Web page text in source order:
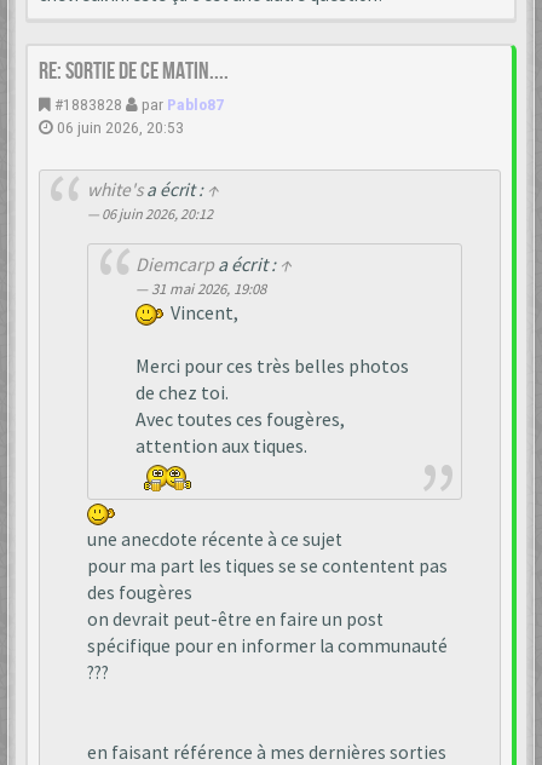
Re: Sortie de ce matin....
#1883828 par Pablo87
06 juin 2026, 20:53
white'sa écrit : ↑
06 juin 2026, 20:12
Diemcarp a écrit : ↑
31 mai 2026, 19:08
Vincent,
Merci pour ces très belles photos
de chez toi.
Avec toutes ces fougères,
attention aux tiques.
une anecdote récente à ce sujet
pour ma part les tiques se se contentent pas
des fougères
on devrait peut-être en faire un post
spécifique pour en informer la communauté
???
en faisant référence à mes dernières sorties